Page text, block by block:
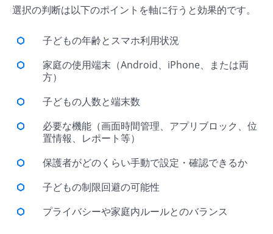
選択の判断は以下のポイントを軸に行うと効果的です。
子どもの年齢とスマホ利用状況
家庭の使用端末（Android、iPhone、または両
方）
子どもの人数と端末数
必要な機能（画面時間管理、アプリブロック、位
置情報、レポート等）
保護者がどのくらい手動で設定・確認できるか
子どもの制限回避の可能性
プライバシーや家庭内ルールとのバランス